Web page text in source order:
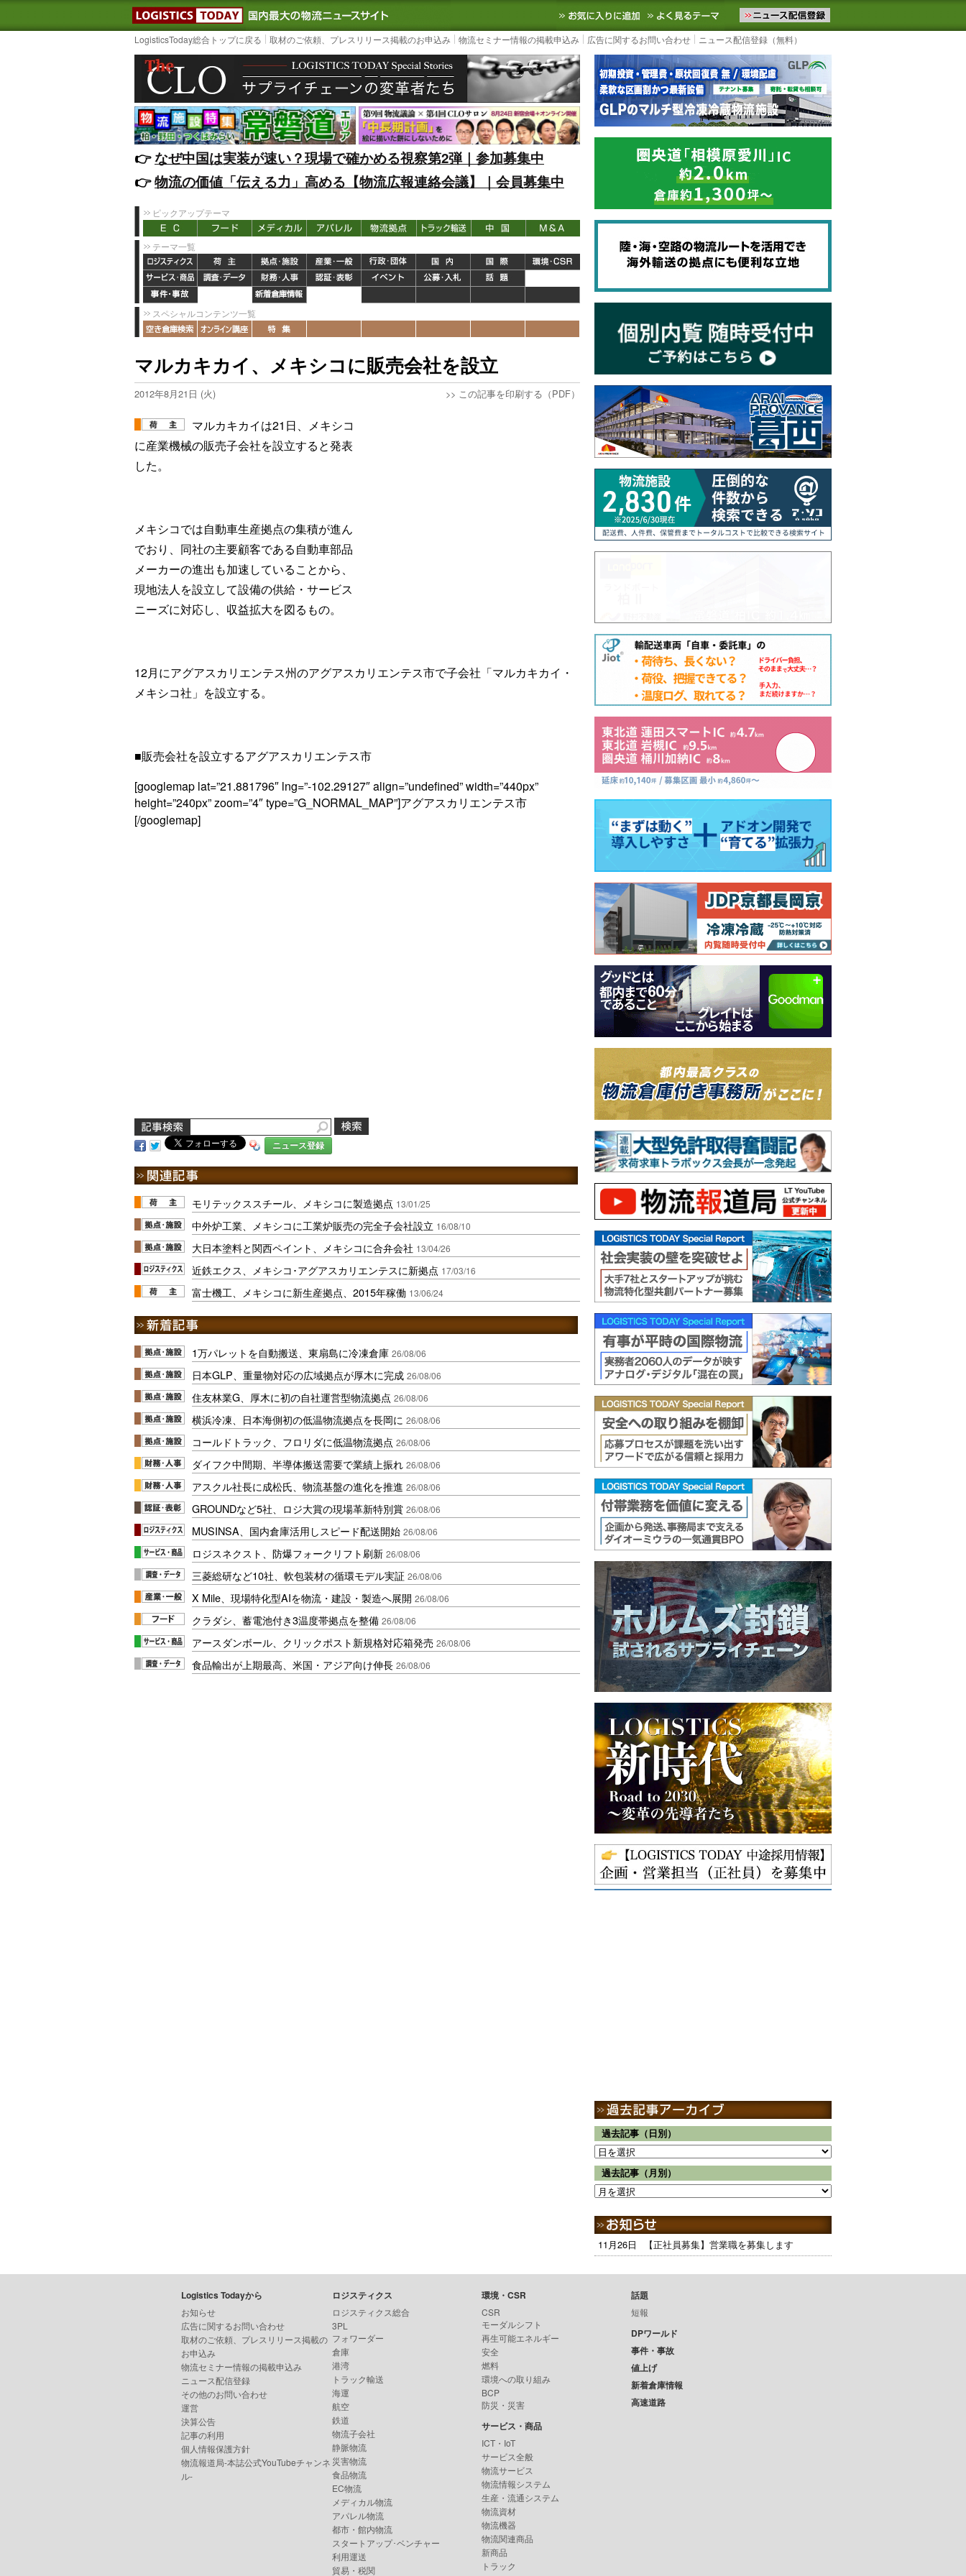
LOGISTICS TODAY｜国内最大の物流ニュースサイト3PL, SCMなど国内外の最新の物流ニュースをお届けします。物流ニュースメール配信を登録す
お気に入りに追加 よく見るテーマ
LogisticsToday総合トップに戻る 取材のご依頼、プレスリリース掲載のお申込み 物流セミナー情報の掲載申込み 広告に関するお問い合わせ ニュース配信登録（無料）
👉️なぜ中国は実装が速い？現場で確かめる視察第2弾｜参加募集中
👉️物流の価値「伝える力」高める【物流広報連絡会議】｜会員募集中
ピックアップテーマ
テーマ一覧
スペシャルコンテンツ一覧
マルカキカイ、メキシコに販売会社を設立
2012年8月21日 (火) >> この記事を印刷する（PDF）
マルカキカイは21日、メキシコ
に産業機械の販売子会社を設立すると発表
した。
メキシコでは自動車生産拠点の集積が進ん
でおり、同社の主要顧客である自動車部品
メーカーの進出も加速していることから、
現地法人を設立して設備の供給・サービス
ニーズに対応し、収益拡大を図るもの。
12月にアグアスカリエンテス州のアグアスカリエンテス市で子会社「マルカキカイ・
メキシコ社」を設立する。
■販売会社を設立するアグアスカリエンテス市
[googlemap lat=”21.881796″ lng=”-102.29127″ align=”undefined” width=”440px”
height=”240px” zoom=”4″ type=”G_NORMAL_MAP”]アグアスカリエンテス市
[/googlemap]
ニュース登録
モリテックススチール、メキシコに製造拠点 13/01/25
中外炉工業、メキシコに工業炉販売の完全子会社設立 16/08/10
大日本塗料と関西ペイント、メキシコに合弁会社 13/04/26
近鉄エクス、メキシコ･アグアスカリエンテスに新拠点 17/03/16
富士機工、メキシコに新生産拠点、2015年稼働 13/06/24
1万パレットを自動搬送、東扇島に冷凍倉庫 26/08/06
日本GLP、重量物対応の広域拠点が厚木に完成 26/08/06
住友林業G、厚木に初の自社運営型物流拠点 26/08/06
横浜冷凍、日本海側初の低温物流拠点を長岡に 26/08/06
コールドトラック、フロリダに低温物流拠点 26/08/06
ダイフク中間期、半導体搬送需要で業績上振れ 26/08/06
アスクル社長に成松氏、物流基盤の進化を推進 26/08/06
GROUNDなど5社、ロジ大賞の現場革新特別賞 26/08/06
MUSINSA、国内倉庫活用しスピード配送開始 26/08/06
ロジスネクスト、防爆フォークリフト刷新 26/08/06
三菱総研など10社、軟包装材の循環モデル実証 26/08/06
X Mile、現場特化型AIを物流・建設・製造へ展開 26/08/06
クラダシ、蓄電池付き3温度帯拠点を整備 26/08/06
アースダンボール、クリックポスト新規格対応箱発売 26/08/06
食品輸出が上期最高、米国・アジア向け伸長 26/08/06
過去記事（日別）
過去記事（月別）
11月26日 【正社員募集】営業職を募集します
Logistics Todayから
お知らせ
広告に関するお問い合わせ
取材のご依頼、プレスリリース掲載の
お申込み
物流セミナー情報の掲載申込み
ニュース配信登録
その他のお問い合わせ
運営
決算公告
記事の利用
個人情報保護方針
物流報道局-本誌公式YouTubeチャンネ
ル-
ロジスティクス
ロジスティクス総合
3PL
フォワーダー
倉庫
港湾
トラック輸送
海運
航空
鉄道
物流子会社
静脈物流
災害物流
食品物流
EC物流
メディカル物流
アパレル物流
都市・館内物流
スタートアップ･ベンチャー
利用運送
貿易・税関
環境・CSR
CSR
モーダルシフト
再生可能エネルギー
安全
燃料
環境への取り組み
BCP
防災・災害
サービス・商品
ICT・IoT
サービス全般
物流サービス
物流情報システム
生産・流通システム
物流資材
物流機器
物流関連商品
新商品
トラック
話題
短報
DPワールド
事件・事故
値上げ
新着倉庫情報
高速道路